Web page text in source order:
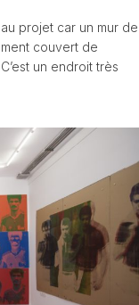
projet car un mur de
couvert de
un endroit très